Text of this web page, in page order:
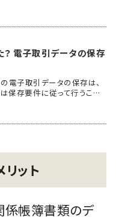
？ 電子取引データの保存
電子取引データの保存は、
保存要件に従って行うこ…
リット
係帳簿書類のデ